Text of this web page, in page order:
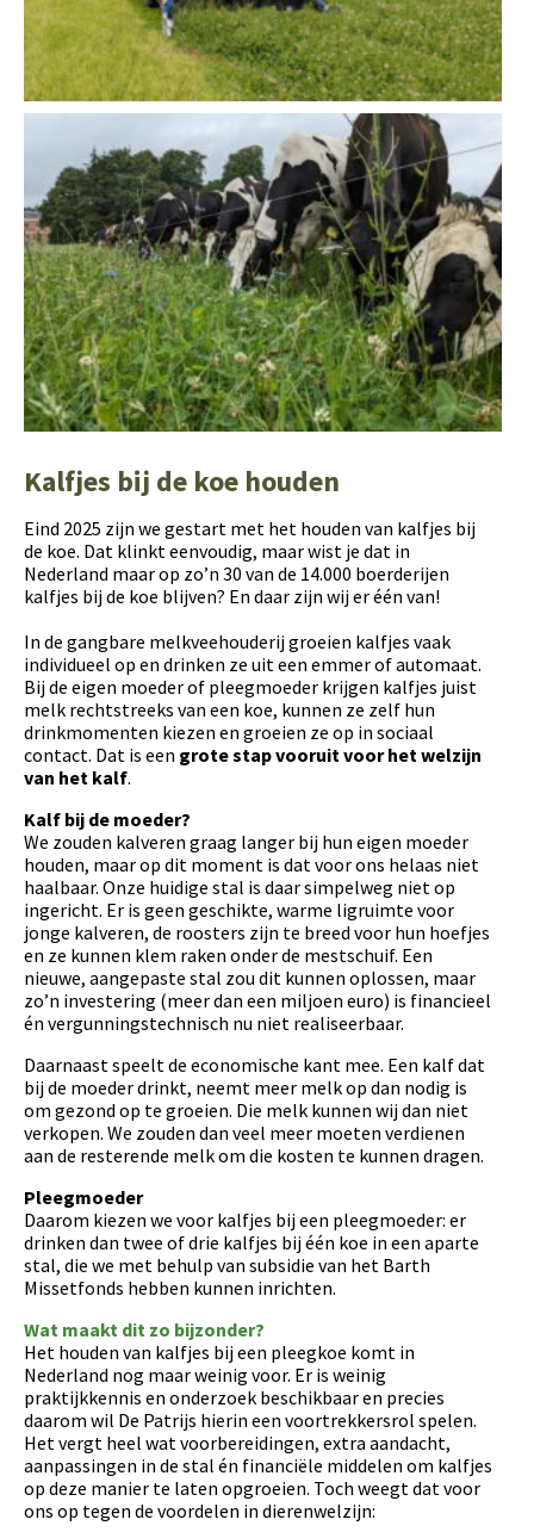
Kalfjes bij de koe houden
Eind 2025 zijn we gestart met het houden van kalfjes bij
de koe. Dat klinkt eenvoudig, maar wist je dat in
Nederland maar op zo’n 30 van de 14.000 boerderijen
kalfjes bij de koe blijven? En daar zijn wij er één van!
In de gangbare melkveehouderij groeien kalfjes vaak
individueel op en drinken ze uit een emmer of automaat.
Bij de eigen moeder of pleegmoeder krijgen kalfjes juist
melk rechtstreeks van een koe, kunnen ze zelf hun
drinkmomenten kiezen en groeien ze op in sociaal
contact. Dat is een grote stap vooruit voor het welzijn
van het kalf.
Kalf bij de moeder?
We zouden kalveren graag langer bij hun eigen moeder
houden, maar op dit moment is dat voor ons helaas niet
haalbaar. Onze huidige stal is daar simpelweg niet op
ingericht. Er is geen geschikte, warme ligruimte voor
jonge kalveren, de roosters zijn te breed voor hun hoefjes
en ze kunnen klem raken onder de mestschuif. Een
nieuwe, aangepaste stal zou dit kunnen oplossen, maar
zo’n investering (meer dan een miljoen euro) is financieel
én vergunningstechnisch nu niet realiseerbaar.
Daarnaast speelt de economische kant mee. Een kalf dat
bij de moeder drinkt, neemt meer melk op dan nodig is
om gezond op te groeien. Die melk kunnen wij dan niet
verkopen. We zouden dan veel meer moeten verdienen
aan de resterende melk om die kosten te kunnen dragen.
Pleegmoeder
Daarom kiezen we voor kalfjes bij een pleegmoeder: er
drinken dan twee of drie kalfjes bij één koe in een aparte
stal, die we met behulp van subsidie van het Barth
Missetfonds hebben kunnen inrichten.
Wat maakt dit zo bijzonder?
Het houden van kalfjes bij een pleegkoe komt in
Nederland nog maar weinig voor. Er is weinig
praktijkkennis en onderzoek beschikbaar en precies
daarom wil De Patrijs hierin een voortrekkersrol spelen.
Het vergt heel wat voorbereidingen, extra aandacht,
aanpassingen in de stal én financiële middelen om kalfjes
op deze manier te laten opgroeien. Toch weegt dat voor
ons op tegen de voordelen in dierenwelzijn: